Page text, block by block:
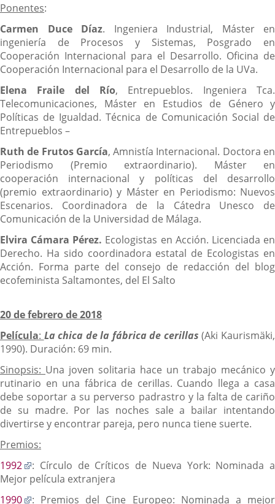
Ponentes:
Carmen Duce Díaz. Ingeniera Industrial, Máster en
ingeniería de Procesos y Sistemas, Posgrado en
Cooperación Internacional para el Desarrollo. Oficina de
Cooperación Internacional para el Desarrollo de la UVa.
Elena Fraile del Río, Entrepueblos. Ingeniera Tca.
Telecomunicaciones, Máster en Estudios de Género y
Políticas de Igualdad. Técnica de Comunicación Social de
Entrepueblos –
Ruth de Frutos García, Amnistía Internacional. Doctora en
Periodismo (Premio extraordinario). Máster en
cooperación internacional y políticas del desarrollo
(premio extraordinario) y Máster en Periodismo: Nuevos
Escenarios. Coordinadora de la Cátedra Unesco de
Comunicación de la Universidad de Málaga.
Elvira Cámara Pérez. Ecologistas en Acción. Licenciada en
Derecho. Ha sido coordinadora estatal de Ecologistas en
Acción. Forma parte del consejo de redacción del blog
ecofeminista Saltamontes, del El Salto
20 de febrero de 2018
Película: La chica de la fábrica de cerillas (Aki Kaurismäki,
1990). Duración: 69 min.
Sinopsis: Una joven solitaria hace un trabajo mecánico y
rutinario en una fábrica de cerillas. Cuando llega a casa
debe soportar a su perverso padrastro y la falta de cariño
de su madre. Por las noches sale a bailar intentando
divertirse y encontrar pareja, pero nunca tiene suerte.
Premios:
1992
Enlace
a
: Círculo de Críticos de Nueva York: Nominada a
Mejor película extranjera
1990
Enlace
: Premios del Cine Europeo: Nominada a mejor